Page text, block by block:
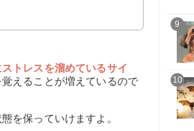
トレスを溜めているサイ
えることが増えているので
を保っていけますよ。
9
10